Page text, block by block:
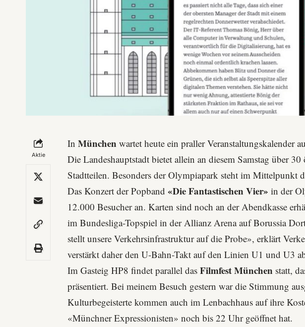
Aktie
InMünchen wartet heute ein praller Veranstaltungskalender
Die Landeshauptstadt bietet allein an diesem Samstag über
Stadtteilen. Besonders derOlympiapark steht im Mittelpunkt
Das Konzert der Popband«Die Fantastischen Vier» in der
12.000 Besucher an. Karten sind noch an der Abendkasse
im Bundesliga-Topspiel in der Allianz Arena aufBorussia
stellt unsere Verkehrsinfrastruktur auf die Probe», erklärt
verstärkt daher den U-Bahn-Takt auf den Linien U1 und U3
ImGasteig HP8 findet parallel dasFilmfest München statt,
präsentiert. Bei meinem Besuch gestern war die Stimmung
Kulturbegeisterte kommen auch imLenbachhaus auf ihre
«Münchner Expressionisten» noch bis 22 Uhr geöffnet hat.